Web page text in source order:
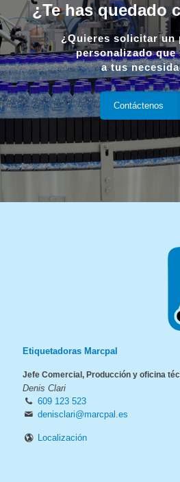
¿Te has quedado
¿Quieres solicitar un
personalizado que
a tus
Contáctenos
Etiquetadoras Marcpal
Jefe Comercial, Producción y oficina
Denis Clari
609 123 523
denisclari@marcpal.es
Localización